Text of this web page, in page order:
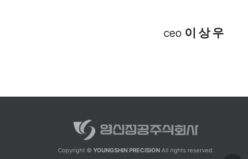
ceo 이 상 우
Copyright © YOUNGSHIN PRECISION All rights reserved.